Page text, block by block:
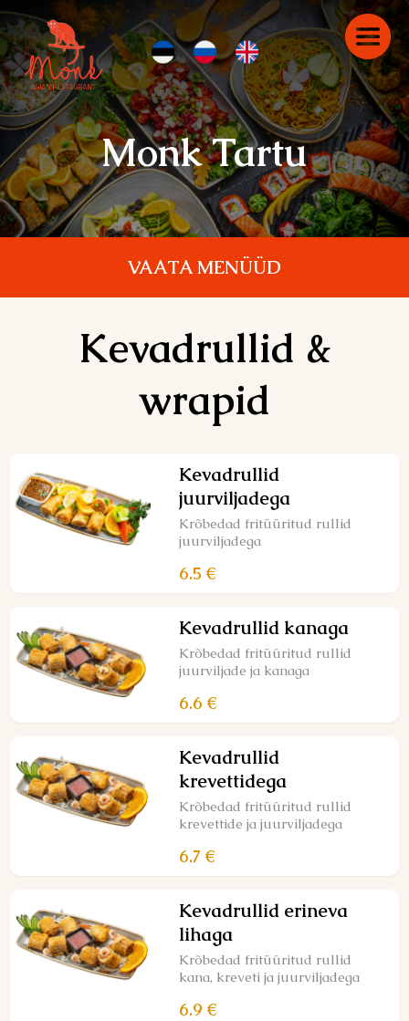
Monk Tartu
Kevadrullid &
wrapid
Kevadrullid
juurviljadega
Krõbedad fritüüritud rullid
juurviljadega
6.5 €
Kevadrullid kanaga
Krõbedad fritüüritud rullid
juurviljade ja kanaga
6.6 €
Kevadrullid
krevettidega
Krõbedad fritüüritud rullid
krevettide ja juurviljadega
6.7 €
Kevadrullid erineva
lihaga
Krõbedad fritüüritud rullid
kana, kreveti ja juurviljadega
6.9 €
VAATA MENÜÜD